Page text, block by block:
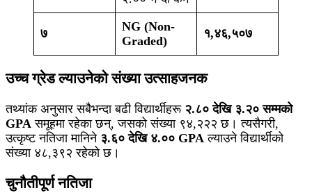
७
NG (Non-
Graded)
१,४६,५०७
उच्च ग्रेड ल्याउनेको संख्या उत्साहजनक
तथ्यांक अनुसार सबैभन्दा बढी विद्यार्थीहरू २.८० देखि ३.२० सम्मको
GPA समूहमा रहेका छन्, जसको संख्या ९४,२२२ छ। त्यसैगरी,
उत्कृष्ट नतिजा मानिने ३.६० देखि ४.०० GPA ल्याउने विद्यार्थीको
संख्या ४८,३९२ रहेको छ।
चुनौतीपूर्ण नतिजा